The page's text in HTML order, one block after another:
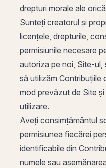
drepturi morale ale
Sunteți creatorul și
licențele, drepturile,
permisiunile necesare
autoriza pe noi, Site-ul,
să utilizăm Contribuțiile
mod prevăzut de Site
utilizare.
Aveți consimțământul
permisiunea fiecărei
identificabile din
numele sau